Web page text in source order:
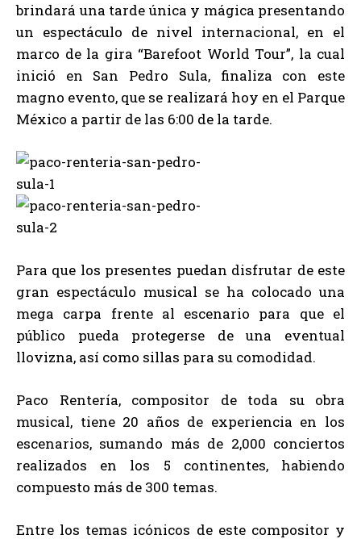
brindará una tarde única y mágica presentando
un espectáculo de nivel internacional, en el
marco de la gira “Barefoot World Tour”, la cual
inició en San Pedro Sula, finaliza con este
magno evento, que se realizará hoy en el Parque
México a partir de las 6:00 de la tarde.
Para que los presentes puedan disfrutar de este
gran espectáculo musical se ha colocado una
mega carpa frente al escenario para que el
público pueda protegerse de una eventual
llovizna, así como sillas para su comodidad.
Paco Rentería, compositor de toda su obra
musical, tiene 20 años de experiencia en los
escenarios, sumando más de 2,000 conciertos
realizados en los 5 continentes, habiendo
compuesto más de 300 temas.
Entre los temas icónicos de este compositor y